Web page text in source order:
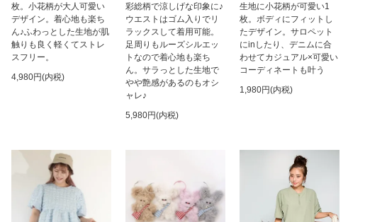
枚。小花柄が大人可愛い
デザイン。着心地も楽ち
ん♪ふわっとした生地が肌
触りも良く軽くてストレ
スフリー。
4,980円(内税)
彩総柄で涼しげな印象に♪
ウエストはゴム入りでリ
ラックスして着用可能。
足周りもルーズシルエッ
トなので着心地も楽ち
ん。サラっとした生地で
やや艶感があるのもオシ
ャレ♪
5,980円(内税)
生地に小花柄が可愛い1
枚。ボディにフィットし
たデザイン。サロペット
にinしたり、デニムに合
わせてカジュアル×可愛い
コーディネートも叶う
1,980円(内税)